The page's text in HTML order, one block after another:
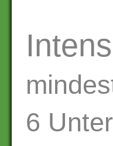
6